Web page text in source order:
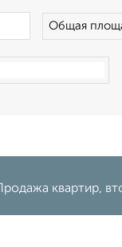
Общая
Продажа квартир,